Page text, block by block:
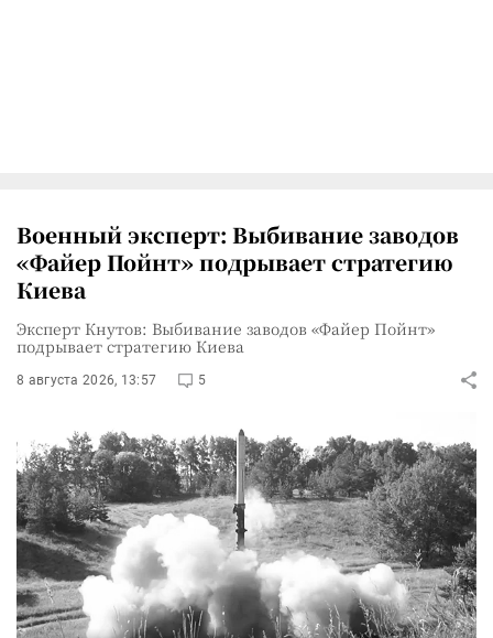
Военный эксперт: Выбивание заводов
«Файер Пойнт» подрывает стратегию
Киева
Эксперт Кнутов: Выбивание заводов «Файер Пойнт»
подрывает стратегию Киева
8 августа 2026, 13:57 5